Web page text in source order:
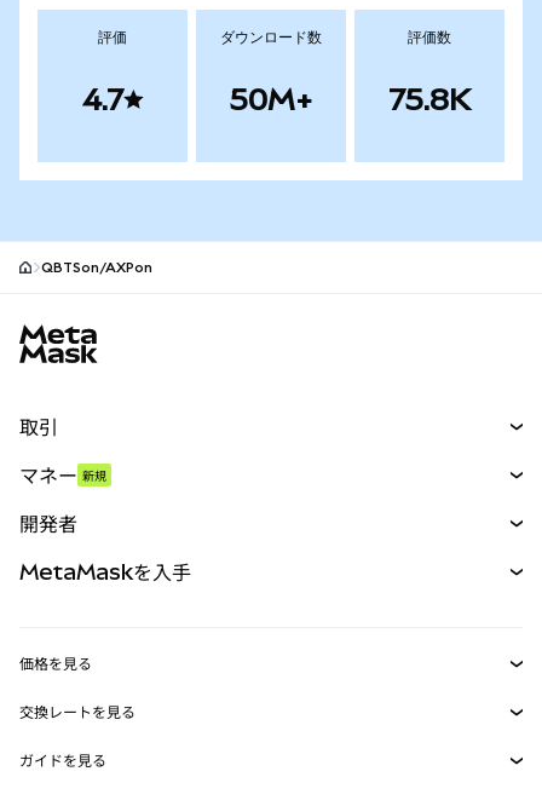
評価
4.7
ダウンロード数
50M+
評価数
75.8K
QBTSon/AXPon
取引
パーペチュアル
RWA
マネー 新規
開発者
MetaMask Connect
Snaps
MetaMaskを入手
セキュリティ
価格を見る
イーサリアムの価格
Solanaの価格
交換レートを見る
ETH→USD
ガイドを見る